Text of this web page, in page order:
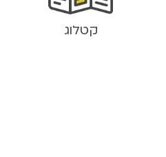
קטלוג